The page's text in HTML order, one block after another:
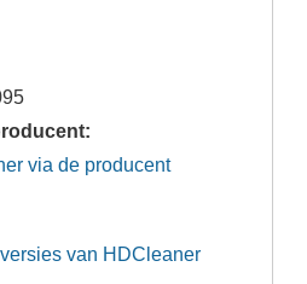
via de producent
van HDCleaner